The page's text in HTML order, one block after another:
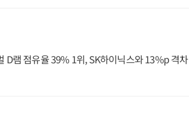
D램 점유율 39% 1위, SK하이닉스와 13%p 격차